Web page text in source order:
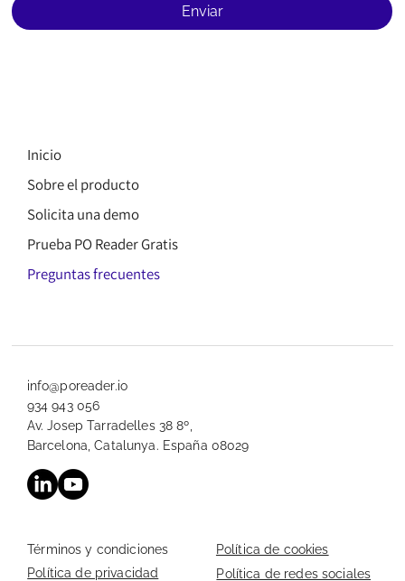
Enviar
Inicio
Sobre el producto
Solicita una demo
Prueba PO Reader Gratis
Preguntas frecuentes
info@poreader.io
934 943 056
Av. Josep Tarradelles 38 8º,
Barcelona, Catalunya. España 08029
Política de cookies
Política de redes sociales
Términos y condiciones
Política de privacidad